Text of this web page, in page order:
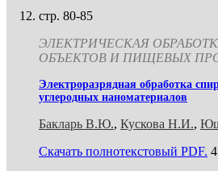
стр. 80-85
ЭЛЕКТРИЧЕСКАЯ
ОБЪЕКТОВ И ПИЩЕВЫХ
Электроразрядная обработка
углеродных наноматериалов
Бакларь В.Ю., Кускова Н.И.,
Скачать полнотекстовый PDF.